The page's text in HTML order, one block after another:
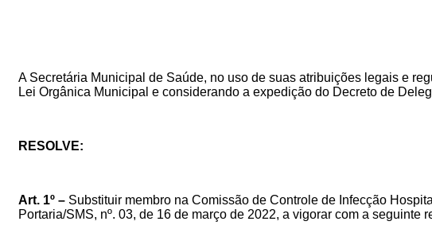
A Secretária Municipal de Saúde, no uso de suas atribuições legais e
Lei Orgânica Municipal e considerando a expedição do Decreto de
RESOLVE:
Art. 1º – Substituir membro na Comissão de Controle de Infecção
Portaria/SMS, nº. 03, de 16 de março de 2022, a vigorar com a seguinte